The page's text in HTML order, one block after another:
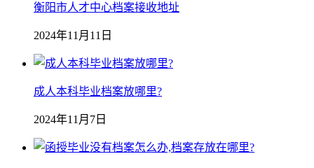
衡阳市人才中心档案接收地址
2024年11月11日
成人本科毕业档案放哪里?
2024年11月7日